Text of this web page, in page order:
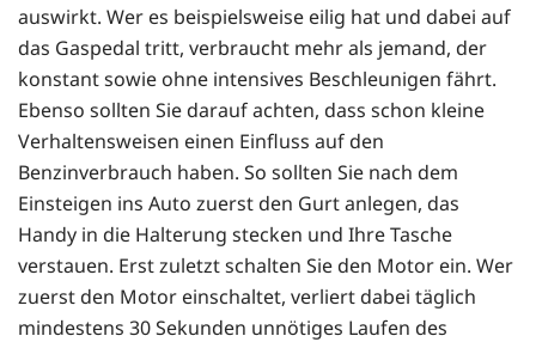
auswirkt. Wer es beispielsweise eilig hat und dabei auf
das Gaspedal tritt, verbraucht mehr als jemand, der
konstant sowie ohne intensives Beschleunigen fährt.
Ebenso sollten Sie darauf achten, dass schon kleine
Verhaltensweisen einen Einfluss auf den
Benzinverbrauch haben. So sollten Sie nach dem
Einsteigen ins Auto zuerst den Gurt anlegen, das
Handy in die Halterung stecken und Ihre Tasche
verstauen. Erst zuletzt schalten Sie den Motor ein. Wer
zuerst den Motor einschaltet, verliert dabei täglich
mindestens 30 Sekunden unnötiges Laufen des